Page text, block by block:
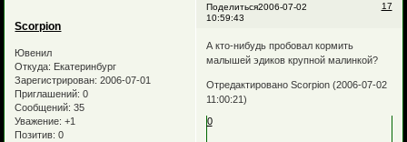
Поделиться 17
2006-07-02
10:59:43
Scorpion
Ювенил
Откуда: Екатеринбург
Зарегистрирован: 2006-07-01
Приглашений: 0
Сообщений: 35
Уважение: +1
Позитив: 0
А кто-нибудь пробовал кормить
малышей эдиков крупной малинкой?
Отредактировано Scorpion (2006-07-02
11:00:21)
0